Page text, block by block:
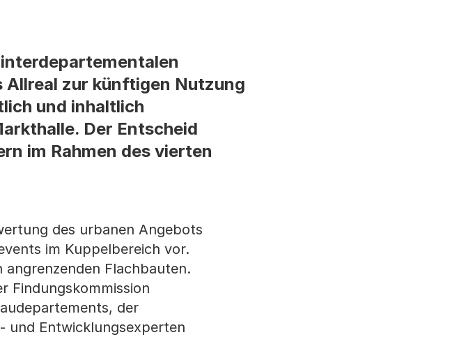
Allreal zur künftigen Nutzung
und inhaltlich
Der Entscheid
im Rahmen des vierten
des urbanen Angebots
im Kuppelbereich vor.
Flachbauten.
Findungskommission
der
und Entwicklungsexperten